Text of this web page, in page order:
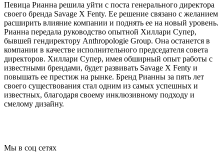
Певица Рианна решила уйти с поста генерального директора
своего бренда Savage X Fenty. Ее решение связано с желанием
расширить влияние компании и поднять ее на новый уровень.
Рианна передала руководство опытной Хиллари Супер,
бывшей гендиректору Anthropologie Group. Она останется в
компании в качестве исполнительного председателя совета
директоров. Хиллари Супер, имея обширный опыт работы с
известными брендами, будет развивать Savage X Fenty и
повышать ее престиж на рынке. Бренд Рианны за пять лет
своего существования стал одним из самых успешных и
известных, благодаря своему инклюзивному подходу и
смелому дизайну.
Мы в соц сетях